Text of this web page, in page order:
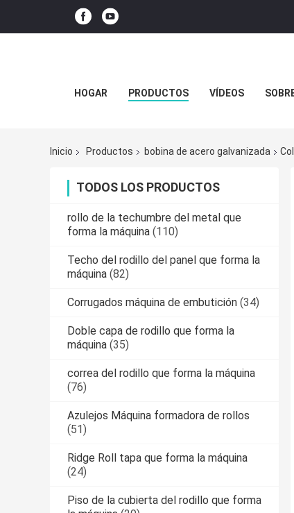
HOGAR PRODUCTOS VÍDEOS
Inicio Productos bobina de acero galvanizada
TODOS LOS PRODUCTOS
rollo de la techumbre del metal que
forma la máquina (110)
Techo del rodillo del panel que forma la
máquina (82)
Corrugados máquina de embutición (34)
Doble capa de rodillo que forma la
máquina (35)
correa del rodillo que forma la máquina
(76)
Azulejos Máquina formadora de rollos
(51)
Ridge Roll tapa que forma la máquina
(24)
Piso de la cubierta del rodillo que forma